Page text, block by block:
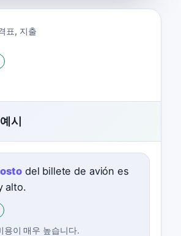
표, 지출
시
del billete de avión es
alto.
용이 매우 높습니다.